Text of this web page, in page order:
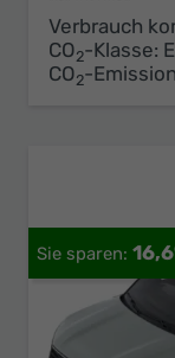
Verbrauch
CO2-Klasse: E
CO2-